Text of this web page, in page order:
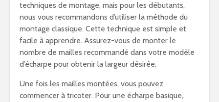
techniques de montage, mais pour les débutants,
nous vous recommandons d’utiliser la méthode du
montage classique. Cette technique est simple et
facile à apprendre. Assurez-vous de monter le
nombre de mailles recommandé dans votre modèle
d’écharpe pour obtenir la largeur désirée.
Une fois les mailles montées, vous pouvez
commencer à tricoter. Pour une écharpe basique,